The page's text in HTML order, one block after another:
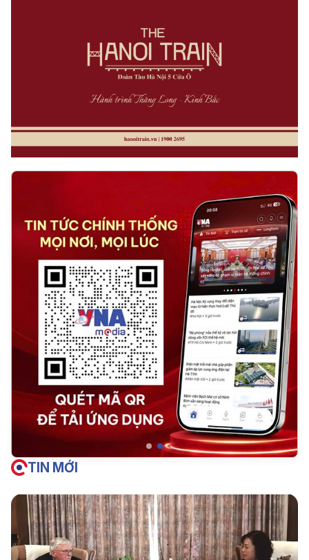
TIN MỚI